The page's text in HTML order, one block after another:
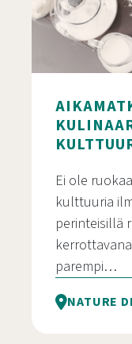
Ei ole
kulttuuria
perinteisillä
parempi…
NATURE